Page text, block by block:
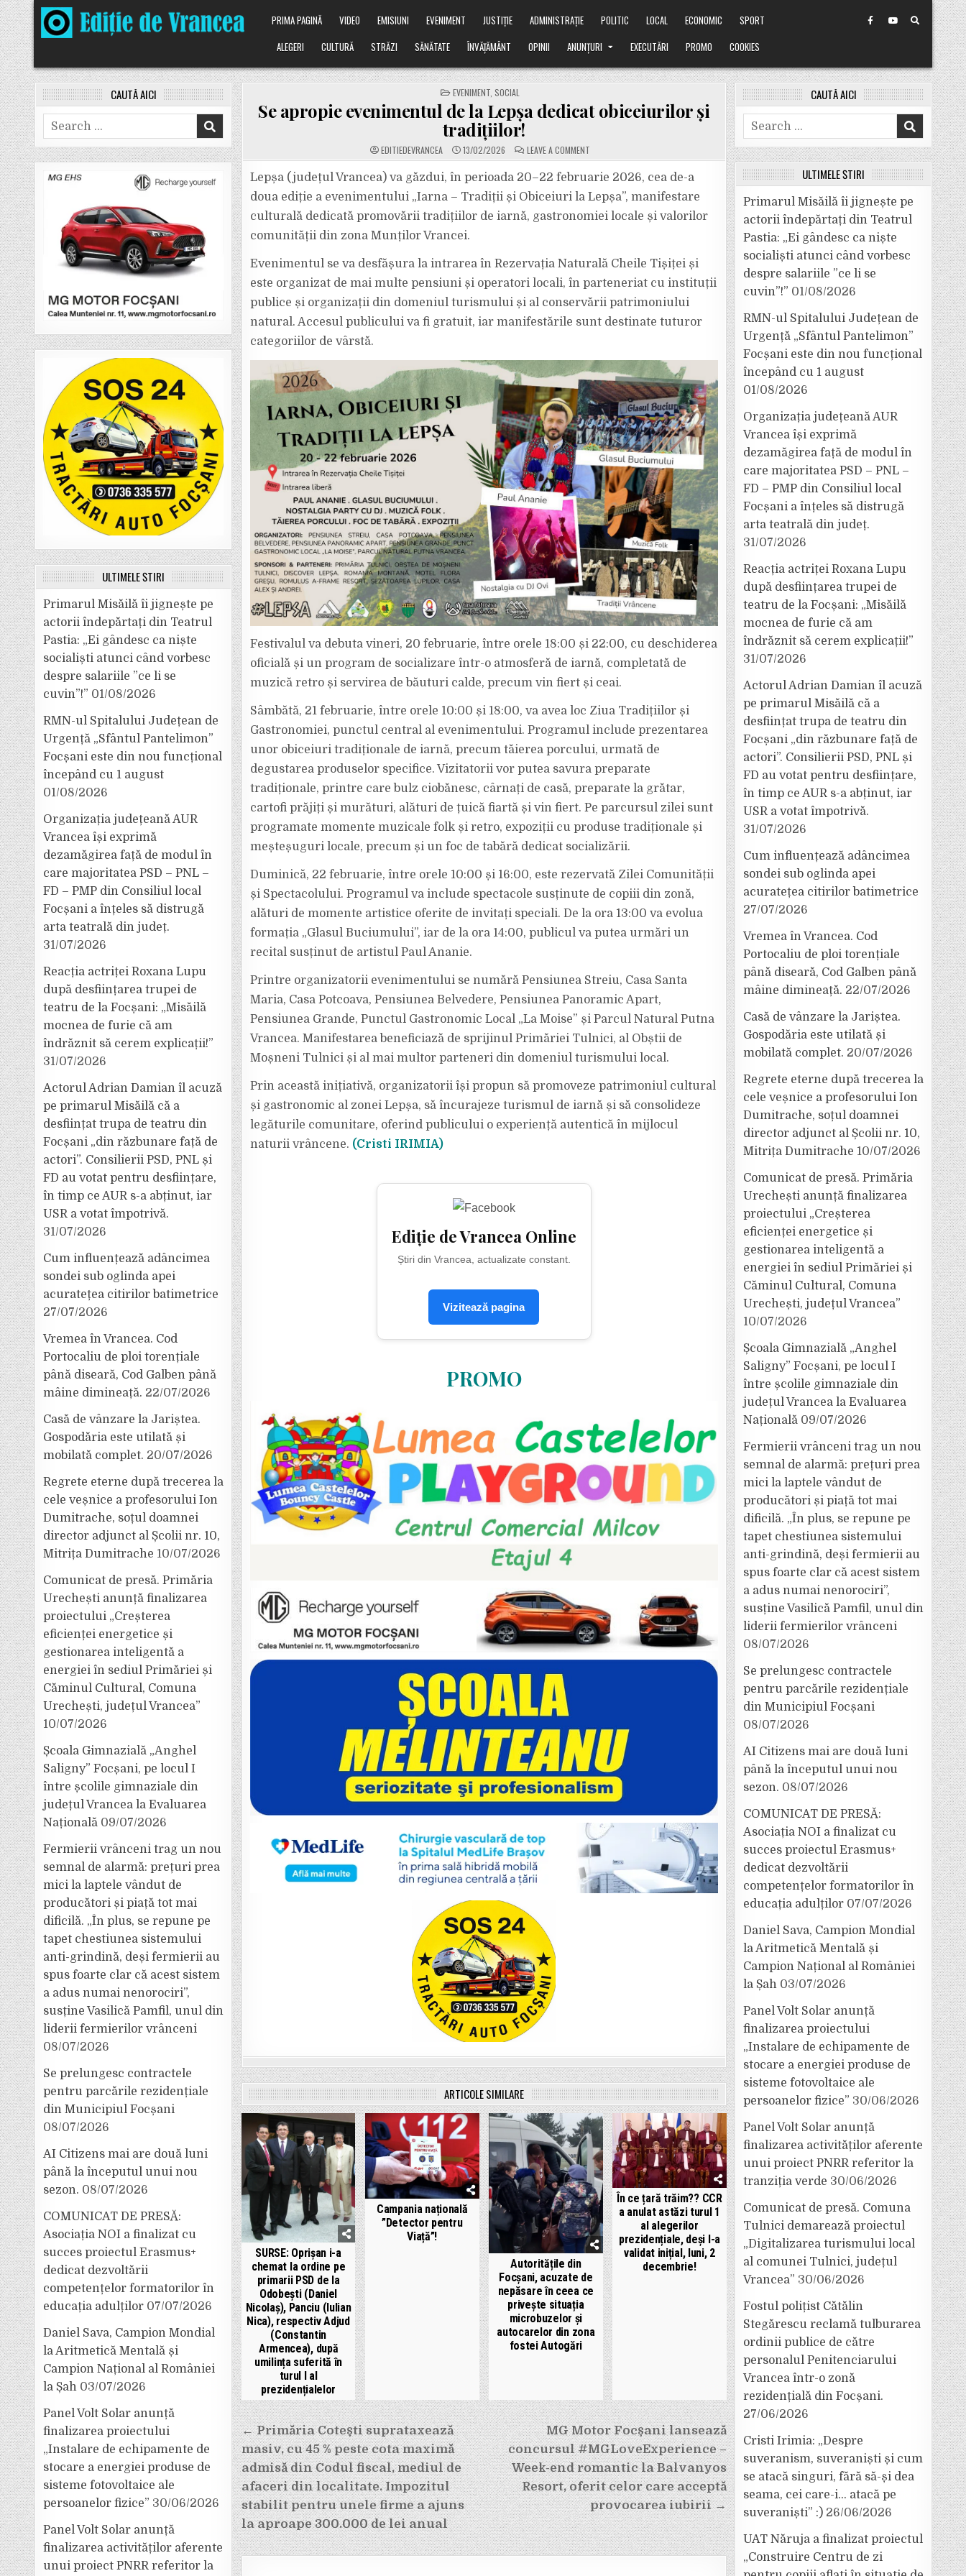
Skip
to
content
PRIMA PAGINĂ VIDEO EMISIUNI EVENIMENT JUSTIȚIE ADMINISTRAȚIE POLITIC LOCAL ECONOMIC
SPORT
ALEGERI
CULTURĂ STRĂZI SĂNĂTATE ÎNVĂȚĂMÂNT OPINII ANUNȚURI EXECUTĂRI PROMO COOKIES
POSTED
IN
EVENIMENT SOCIAL
Se apropie evenimentul de la Lepșa dedicat obiceiurilor și
tradițiilor!
EDITIEDEVRANCEA 13/02/2026 LEAVE A COMMENT
SE
EVENIMENTUL
DE
LA
LEPȘA
DEDICAT
OBICEIURILOR
Lepșa (județul Vrancea) va găzdui, în perioada 20–22 februarie 2026, cea de-a
doua ediție a evenimentului „Iarna – Tradiții și Obiceiuri la Lepșa”, manifestare
culturală dedicată promovării tradițiilor de iarnă, gastronomiei locale și valorilor
comunității din zona Munților Vrancei.
Evenimentul se va desfășura la intrarea în Rezervația Naturală Cheile Tișiței și
este organizat de mai multe pensiuni și operatori locali, în parteneriat cu instituții
publice și organizații din domeniul turismului și al conservării patrimoniului
natural. Accesul publicului va fi gratuit, iar manifestările sunt destinate tuturor
categoriilor de vârstă.
Festivalul va debuta vineri, 20 februarie, între orele 18:00 și 22:00, cu deschiderea
oficială și un program de socializare într-o atmosferă de iarnă, completată de
muzică retro și servirea de băuturi calde, precum vin fiert și ceai.
Sâmbătă, 21 februarie, între orele 10:00 și 18:00, va avea loc Ziua Tradițiilor și
Gastronomiei, punctul central al evenimentului. Programul include prezentarea
unor obiceiuri tradiționale de iarnă, precum tăierea porcului, urmată de
degustarea produselor specifice. Vizitatorii vor putea savura preparate
tradiționale, printre care bulz ciobănesc, cârnați de casă, preparate la grătar,
cartofi prăjiți și murături, alături de țuică fiartă și vin fiert. Pe parcursul zilei sunt
programate momente muzicale folk și retro, expoziții cu produse tradiționale și
meșteșuguri locale, precum și un foc de tabără dedicat socializării.
Duminică, 22 februarie, între orele 10:00 și 16:00, este rezervată Zilei Comunității
și Spectacolului. Programul va include spectacole susținute de copiii din zonă,
alături de momente artistice oferite de invitați speciali. De la ora 13:00 va evolua
formația „Glasul Buciumului”, iar de la ora 14:00, publicul va putea urmări un
recital susținut de artistul Paul Ananie.
Printre organizatorii evenimentului se numără Pensiunea Streiu, Casa Santa
Maria, Casa Potcoava, Pensiunea Belvedere, Pensiunea Panoramic Apart,
Pensiunea Grande, Punctul Gastronomic Local „La Moise” și Parcul Natural Putna
Vrancea. Manifestarea beneficiază de sprijinul Primăriei Tulnici, al Obștii de
Moșneni Tulnici și al mai multor parteneri din domeniul turismului local.
Prin această inițiativă, organizatorii își propun să promoveze patrimoniul cultural
și gastronomic al zonei Lepșa, să încurajeze turismul de iarnă și să consolideze
legăturile comunitare, oferind publicului o experiență autentică în mijlocul
naturii vrâncene. (Cristi IRIMIA)
Ediție de Vrancea Online
Știri din Vrancea, actualizate constant.
Vizitează pagina
PROMO
ARTICOLE SIMILARE
SURSE: Oprișan i-a
chemat la ordine pe
primarii PSD de la
Odobești (Daniel
Nicolaș), Panciu (Iulian
Nica), respectiv Adjud
(Constantin
Armencea), după
umilința suferită în
turul I al
prezidențialelor
Campania națională
”Detector pentru
Viață”!
Autoritățile din
Focșani, acuzate de
nepăsare în ceea ce
privește situația
microbuzelor și
autocarelor din zona
fostei Autogări
În ce țară trăim?? CCR
a anulat astăzi turul 1
al alegerilor
prezidențiale, deși l-a
validat inițial, luni, 2
decembrie!
Navigare
în
articole
MG Motor Focșani lansează
concursul #MGLoveExperience –
Week-end romantic la Balvanyos
Resort, oferit celor care acceptă
provocarea iubirii →
← Primăria Cotești suprataxează
masiv, cu 45 % peste cota maximă
admisă din Codul fiscal, mediul de
afaceri din localitate. Impozitul
stabilit pentru unele firme a ajuns
la aproape 300.000 de lei anual
CAUTĂ AICI
Search
for:
ULTIMELE ȘTIRI
Primarul Misăilă îi jignește pe
actorii îndepărtați din Teatrul
Pastia: „Ei gândesc ca niște
socialiști atunci când vorbesc
despre salariile ”ce li se
cuvin”!” 01/08/2026
RMN-ul Spitalului Județean de
Urgență „Sfântul Pantelimon”
Focșani este din nou funcțional
începând cu 1 august
01/08/2026
Organizația județeană AUR
Vrancea își exprimă
dezamăgirea față de modul în
care majoritatea PSD – PNL –
FD – PMP din Consiliul local
Focșani a înțeles să distrugă
arta teatrală din județ.
31/07/2026
Reacția actriței Roxana Lupu
după desființarea trupei de
teatru de la Focșani: „Misăilă
mocnea de furie că am
îndrăznit să cerem explicații!”
31/07/2026
Actorul Adrian Damian îl acuză
pe primarul Misăilă că a
desființat trupa de teatru din
Focșani „din răzbunare față de
actori”. Consilierii PSD, PNL și
FD au votat pentru desființare,
în timp ce AUR s-a abținut, iar
USR a votat împotrivă.
31/07/2026
Cum influențează adâncimea
sondei sub oglinda apei
acuratețea citirilor batimetrice
27/07/2026
Vremea în Vrancea. Cod
Portocaliu de ploi torențiale
până diseară, Cod Galben până
mâine dimineață. 22/07/2026
Casă de vânzare la Jariștea.
Gospodăria este utilată și
mobilată complet. 20/07/2026
Regrete eterne după trecerea la
cele veșnice a profesorului Ion
Dumitrache, soțul doamnei
director adjunct al Școlii nr. 10,
Mitrița Dumitrache 10/07/2026
Comunicat de presă. Primăria
Urechești anunță finalizarea
proiectului „Creșterea
eficienței energetice și
gestionarea inteligentă a
energiei în sediul Primăriei și
Căminul Cultural, Comuna
Urechești, județul Vrancea”
10/07/2026
Școala Gimnazială „Anghel
Saligny” Focșani, pe locul I
între școlile gimnaziale din
județul Vrancea la Evaluarea
Națională 09/07/2026
Fermierii vrânceni trag un nou
semnal de alarmă: prețuri prea
mici la laptele vândut de
producători și piață tot mai
dificilă. „În plus, se repune pe
tapet chestiunea sistemului
anti-grindină, deși fermierii au
spus foarte clar că acest sistem
a adus numai nenorociri”,
susține Vasilică Pamfil, unul din
liderii fermierilor vrânceni
08/07/2026
Se prelungesc contractele
pentru parcările rezidențiale
din Municipiul Focșani
08/07/2026
AI Citizens mai are două luni
până la începutul unui nou
sezon. 08/07/2026
COMUNICAT DE PRESĂ:
Asociația NOI a finalizat cu
succes proiectul Erasmus+
dedicat dezvoltării
competențelor formatorilor în
educația adulților 07/07/2026
Daniel Sava, Campion Mondial
la Aritmetică Mentală și
Campion Național al României
la Șah 03/07/2026
Panel Volt Solar anunță
finalizarea proiectului
„Instalare de echipamente de
stocare a energiei produse de
sisteme fotovoltaice ale
persoanelor fizice” 30/06/2026
Panel Volt Solar anunță
finalizarea activităților aferente
unui proiect PNRR referitor la
CAUTĂ AICI
Search
for:
ULTIMELE ȘTIRI
Primarul Misăilă îi jignește pe
actorii îndepărtați din Teatrul
Pastia: „Ei gândesc ca niște
socialiști atunci când vorbesc
despre salariile ”ce li se
cuvin”!” 01/08/2026
RMN-ul Spitalului Județean de
Urgență „Sfântul Pantelimon”
Focșani este din nou funcțional
începând cu 1 august
01/08/2026
Organizația județeană AUR
Vrancea își exprimă
dezamăgirea față de modul în
care majoritatea PSD – PNL –
FD – PMP din Consiliul local
Focșani a înțeles să distrugă
arta teatrală din județ.
31/07/2026
Reacția actriței Roxana Lupu
după desființarea trupei de
teatru de la Focșani: „Misăilă
mocnea de furie că am
îndrăznit să cerem explicații!”
31/07/2026
Actorul Adrian Damian îl acuză
pe primarul Misăilă că a
desființat trupa de teatru din
Focșani „din răzbunare față de
actori”. Consilierii PSD, PNL și
FD au votat pentru desființare,
în timp ce AUR s-a abținut, iar
USR a votat împotrivă.
31/07/2026
Cum influențează adâncimea
sondei sub oglinda apei
acuratețea citirilor batimetrice
27/07/2026
Vremea în Vrancea. Cod
Portocaliu de ploi torențiale
până diseară, Cod Galben până
mâine dimineață. 22/07/2026
Casă de vânzare la Jariștea.
Gospodăria este utilată și
mobilată complet. 20/07/2026
Regrete eterne după trecerea la
cele veșnice a profesorului Ion
Dumitrache, soțul doamnei
director adjunct al Școlii nr. 10,
Mitrița Dumitrache 10/07/2026
Comunicat de presă. Primăria
Urechești anunță finalizarea
proiectului „Creșterea
eficienței energetice și
gestionarea inteligentă a
energiei în sediul Primăriei și
Căminul Cultural, Comuna
Urechești, județul Vrancea”
10/07/2026
Școala Gimnazială „Anghel
Saligny” Focșani, pe locul I
între școlile gimnaziale din
județul Vrancea la Evaluarea
Națională 09/07/2026
Fermierii vrânceni trag un nou
semnal de alarmă: prețuri prea
mici la laptele vândut de
producători și piață tot mai
dificilă. „În plus, se repune pe
tapet chestiunea sistemului
anti-grindină, deși fermierii au
spus foarte clar că acest sistem
a adus numai nenorociri”,
susține Vasilică Pamfil, unul din
liderii fermierilor vrânceni
08/07/2026
Se prelungesc contractele
pentru parcările rezidențiale
din Municipiul Focșani
08/07/2026
AI Citizens mai are două luni
până la începutul unui nou
sezon. 08/07/2026
COMUNICAT DE PRESĂ:
Asociația NOI a finalizat cu
succes proiectul Erasmus+
dedicat dezvoltării
competențelor formatorilor în
educația adulților 07/07/2026
Daniel Sava, Campion Mondial
la Aritmetică Mentală și
Campion Național al României
la Șah 03/07/2026
Panel Volt Solar anunță
finalizarea proiectului
„Instalare de echipamente de
stocare a energiei produse de
sisteme fotovoltaice ale
persoanelor fizice” 30/06/2026
Panel Volt Solar anunță
finalizarea activităților aferente
unui proiect PNRR referitor la
tranziția verde 30/06/2026
Comunicat de presă. Comuna
Tulnici demarează proiectul
„Digitalizarea turismului local
al comunei Tulnici, județul
Vrancea” 30/06/2026
Fostul polițist Cătălin
Stegărescu reclamă tulburarea
ordinii publice de către
personalul Penitenciarului
Vrancea într-o zonă
rezidențială din Focșani.
27/06/2026
Cristi Irimia: „Despre
suveranism, suveraniști și cum
se atacă singuri, fără să-și dea
seama, cei care-i… atacă pe
suveraniști” :) 26/06/2026
UAT Năruja a finalizat proiectul
„Construire Centru de zi